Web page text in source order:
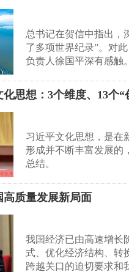
总书记在贺信中指出，
了多项世界纪录”。对
负责人徐国平深有感触。
思想：3个维度、13个“
习近平文化思想，是在
形成并不断丰富发展的
总结。
质量发展新局面
我国经济已由高速增长
式、优化经济结构、转
跨越关口的迫切要求和